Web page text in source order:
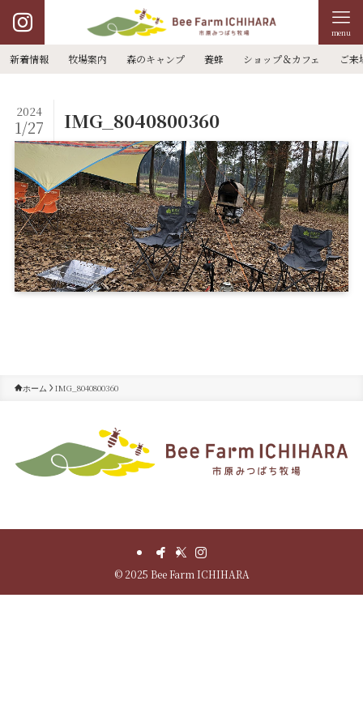
menu
新着情報 牧場案内 森のキャンプ 養蜂 ショップ＆カフェ ご来
IMG_8040800360
2024
1/27
ホーム IMG_8040800360
©2025 Bee Farm ICHIHARA